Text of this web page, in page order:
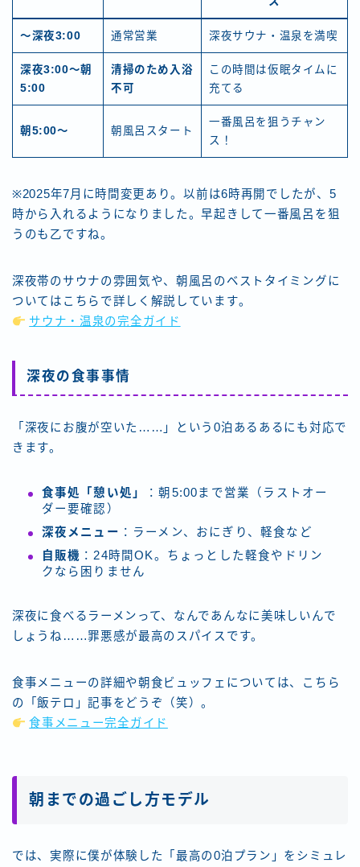
〜深夜3:00 通常営業 深夜サウナ・温泉を満喫
深夜3:00〜朝
5:00
清掃のため入浴
不可
この時間は仮眠タイムに
充てる
朝5:00〜 朝風呂スタート
一番風呂を狙うチャン
ス！
※2025年7月に時間変更あり。以前は6時再開でしたが、5
時から入れるようになりました。早起きして一番風呂を狙
うのも乙ですね。
深夜帯のサウナの雰囲気や、朝風呂のベストタイミングに
ついてはこちらで詳しく解説しています。
サウナ・温泉の完全ガイド
深夜の食事事情
「深夜にお腹が空いた……」という0泊あるあるにも対応で
きます。
食事処「憩い処」
：朝5:00まで営業（ラストオー
ダー要確認）
深夜メニュー ：ラーメン、おにぎり、軽食など
自販機 ：24時間OK。ちょっとした軽食やドリン
クなら困りません
深夜に食べるラーメンって、なんであんなに美味しいんで
しょうね……罪悪感が最高のスパイスです。
食事メニューの詳細や朝食ビュッフェについては、こちら
の「飯テロ」記事をどうぞ（笑）。
食事メニュー完全ガイド
朝までの過ごし方モデル
では、実際に僕が体験した「最高の0泊プラン」をシミュレ